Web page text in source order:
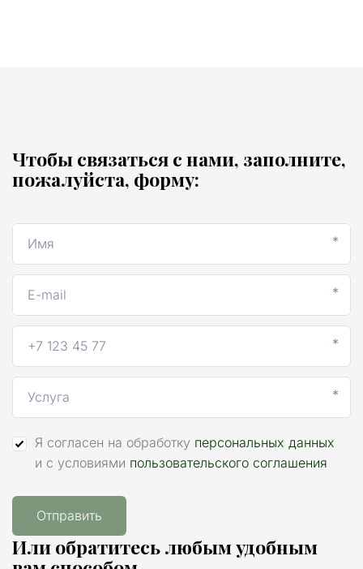
Чтобы связаться с нами, заполните,
пожалуйста, форму:
*
*
*
*
Я согласен на обработку персональных данных
и с условиями пользовательского соглашения
Отправить
Или обратитесь любым удобным